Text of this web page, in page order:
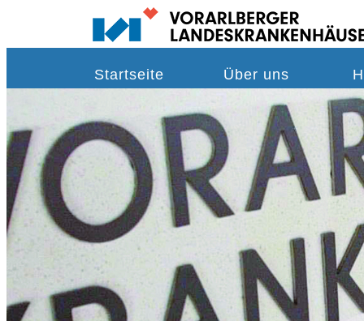
Startseite Über uns